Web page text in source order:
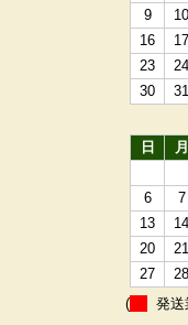
9
10
16
17
23
24
30
31
日
月
6
7
13
14
20
21
27
28
(
発送